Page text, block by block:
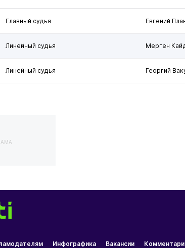
Главный судья Евгений
Линейный судья Мерген
Линейный судья Георгий
Инфографика Вакансии